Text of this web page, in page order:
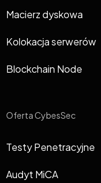
Macierz dyskowa
Kolokacja serwerów
Blockchain Node
Oferta CybesSec
Testy Penetracyjne
Audyt MiCA